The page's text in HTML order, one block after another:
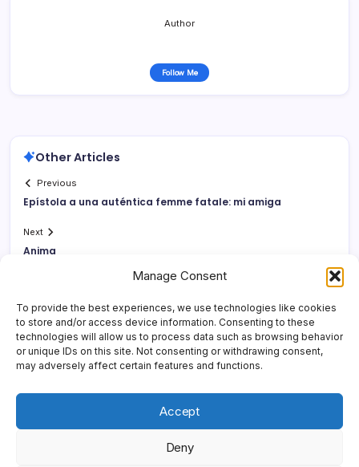
Manage Consent
To provide the best experiences, we use technologies like cookies
to store and/or access device information. Consenting to these
technologies will allow us to process data such as browsing behavior
or unique IDs on this site. Not consenting or withdrawing consent,
may adversely affect certain features and functions.
Accept
Deny
Author
Follow Me
Other Articles
Previous
Epí­stola a una auténtica femme fatale: mi amiga
Next
Anima